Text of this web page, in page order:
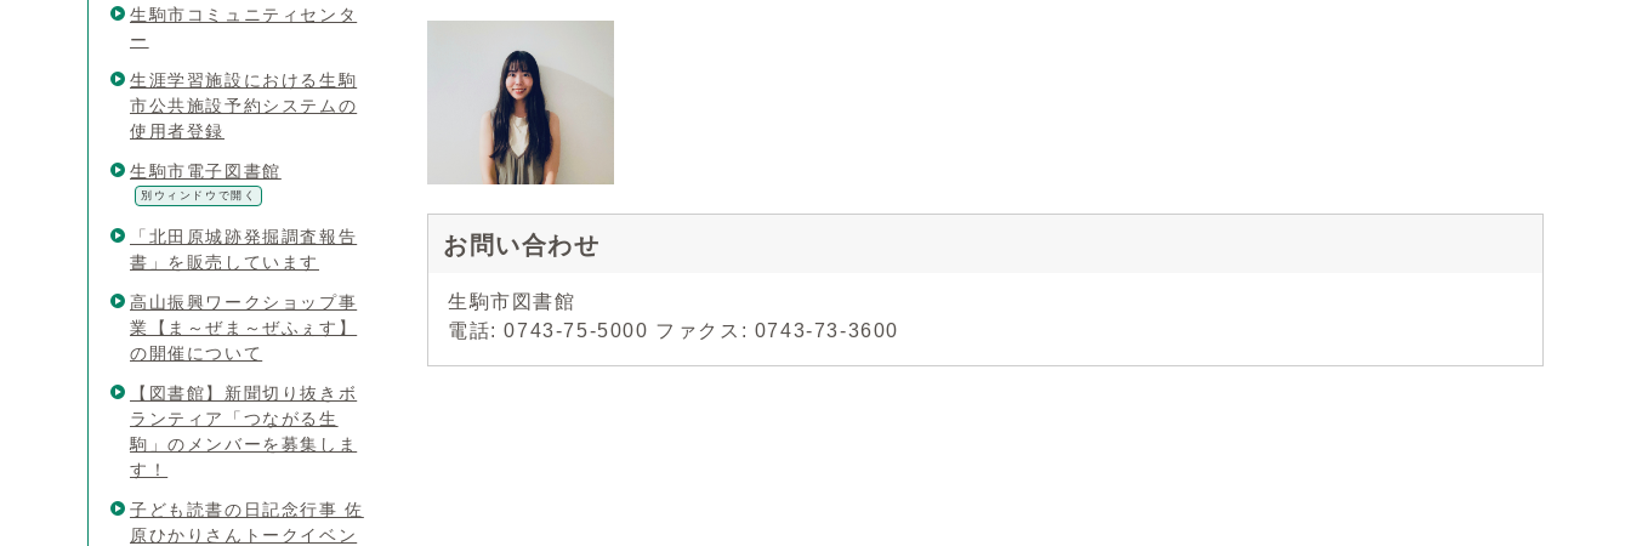
お問い合わせ
生駒市図書館
電話: 0743-75-5000 ファクス: 0743-73-3600
生駒市コミュニティセンタ
ー
生涯学習施設における生駒
市公共施設予約システムの
使用者登録
生駒市電子図書館
別ウィンドウで開く
「北田原城跡発掘調査報告
書」を販売しています
高山振興ワークショップ事
業【ま～ぜま～ぜふぇす】
の開催について
【図書館】新聞切り抜きボ
ランティア「つながる生
駒」のメンバーを募集しま
す！
子ども読書の日記念行事 佐
原ひかりさんトークイベン